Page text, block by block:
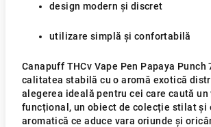
design modern și discret
utilizare simplă și confortabilă
Canapuff THCv Vape Pen Papaya Punch
calitatea stabilă cu o aromă exotică
alegerea ideală pentru cei care caută un
funcțional, un obiect de colecție stilat și
aromatică ce aduce vara oriunde și